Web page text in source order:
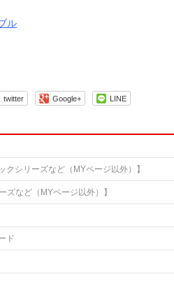
ル
twitter Google+ LINE
クシリーズなど（MYページ以外）】
ズなど（MYページ以外）】
ド